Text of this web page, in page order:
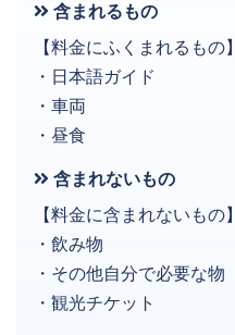
含まれるもの
【料金にふくまれるもの】
・日本語ガイド
・車両
・昼食
含まれないもの
【料金に含まれないもの】
・飲み物
・その他自分で必要な物
・観光チケット